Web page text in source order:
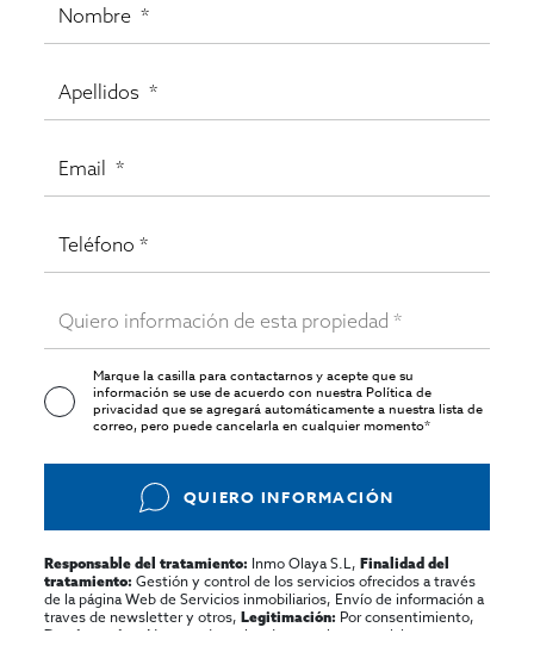
Marque la casilla para contactarnos y acepte que su
información se use de acuerdo con nuestraPolítica de
privacidadque se agregará automáticamente a nuestra lista de
correo, pero puede cancelarla en cualquier momento*
QUIERO INFORMACIÓN
Responsable del tratamiento: Inmo Olaya S.L,Finalidad del
tratamiento: Gestión y control de los servicios ofrecidos a través
de la página Web de Servicios inmobiliarios, Envío de información a
traves de newsletter y otros,Legitimación: Por consentimiento,
Destinatarios:
No se cederan los datos, salvo para elaborar